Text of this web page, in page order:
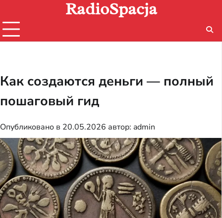
содержимому
RadioSpacja
Как создаются деньги — полный
пошаговый гид
Опубликовано в 20.05.2026 автор: admin